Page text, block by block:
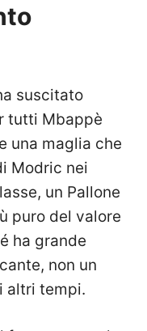
suscitato
tutti Mbappè
una maglia che
Modric nei
un Pallone
puro del valore
ha grande
non un
altri tempi.